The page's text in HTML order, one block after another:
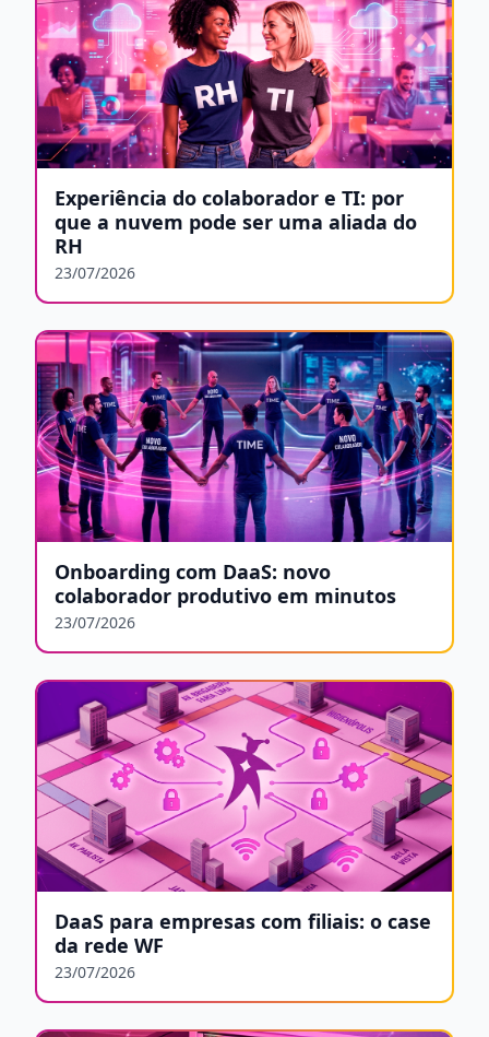
Experiência do colaborador e TI: por
que a nuvem pode ser uma aliada do
RH
23/07/2026
Onboarding com DaaS: novo
colaborador produtivo em minutos
23/07/2026
DaaS para empresas com filiais: o case
da rede WF
23/07/2026